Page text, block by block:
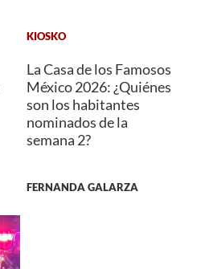
KIOSKO
La Casa de los Famosos
México 2026: ¿Quiénes
son los habitantes
nominados de la
semana 2?
FERNANDA GALARZA